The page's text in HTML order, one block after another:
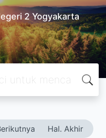
2 Yogyakarta
Hal. Akhir